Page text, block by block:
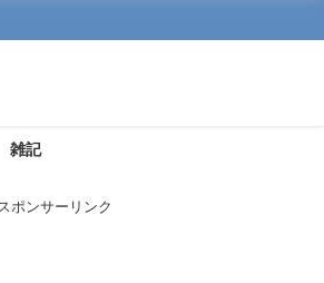
雑記
スポンサーリンク